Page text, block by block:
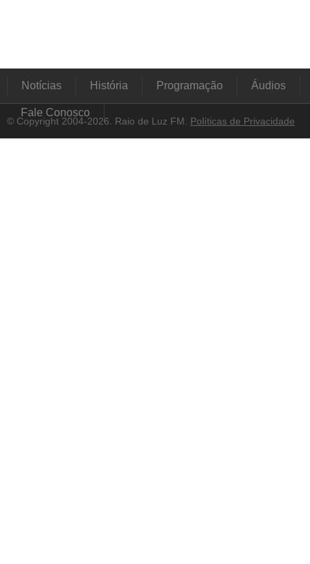
Notícias História Programação Áudios
Fale Conosco
© Copyright 2004-2026. Raio de Luz FM. Políticas de Privacidade